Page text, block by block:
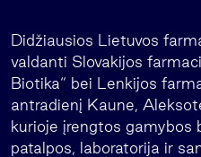
Didžiausios Lietuvos
valdanti Slovakijos
Biotika“ bei Lenkijos
antradienį Kaune,
kurioje įrengtos gamybos
patalpos, laboratorija ir